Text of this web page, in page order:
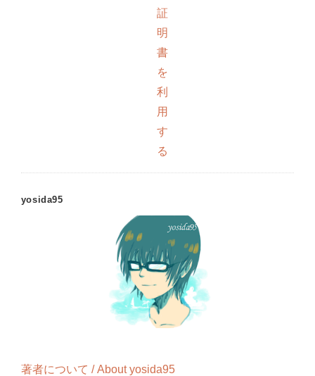
証
明
書
を
利
用
す
る
yosida95
著者について / About yosida95